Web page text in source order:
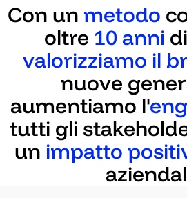
Con un metodo
oltre 10 anni
valorizziamo il
nuove
aumentiamo l'
tutti gli
un impatto